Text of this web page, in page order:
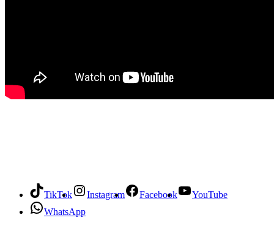
TikTok Instagram Facebook
YouTube
WhatsApp